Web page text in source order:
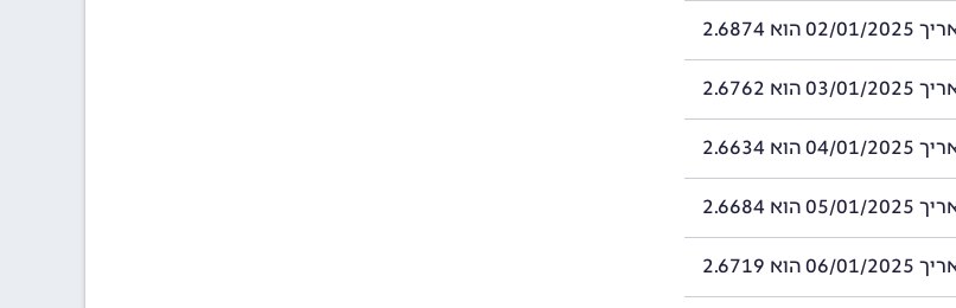
2.6874
2.6762
2.6634
2.6684
2.6719